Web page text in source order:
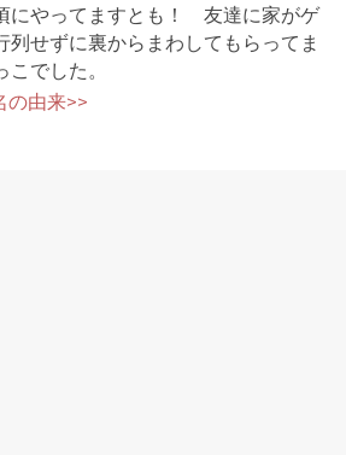
にやってますとも！ 友達に家がゲ
列せずに裏からまわしてもらってま
でした。
の由来>>